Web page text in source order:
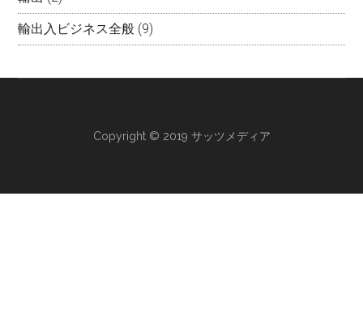
輸出入ビジネス全般 (9)
Copyright © 2019 サッツメディア